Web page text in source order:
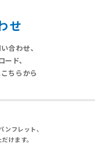
せ
合わせ、
ド、
ちらから
ンフレット、
けます。